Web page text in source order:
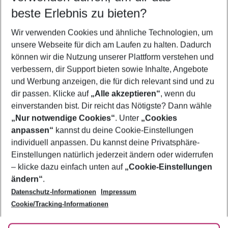
Flug & Hotel Mellieha
Urlaub Mellieha
Familienurlaub Mellieha
Last Minute Mellieha
Pauschalreisen Mellieha
Footer
Footer navigation
Über uns
AGB
Bestpreisgarantie
Cookie-Einstellungen ändern
Cookie-Richtlinie
Agenturbetreuung
Barrierefreies Reisen
Folge uns
beste Erlebnis zu bieten?
Wir verwenden Cookies und ähnliche Technologien, um
unsere Webseite für dich am Laufen zu halten. Dadurch
können wir die Nutzung unserer Plattform verstehen und
verbessern, dir Support bieten sowie Inhalte, Angebote
und Werbung anzeigen, die für dich relevant sind und zu
dir passen. Klicke auf „Alle akzeptieren“, wenn du
einverstanden bist. Dir reicht das Nötigste? Dann wähle
„Nur notwendige Cookies“. Unter „Cookies
anpassen“ kannst du deine Cookie-Einstellungen
individuell anpassen. Du kannst deine Privatsphäre-
Einstellungen natürlich jederzeit ändern oder widerrufen
– klicke dazu einfach unten auf „Cookie-Einstellungen
ändern“.
Datenschutz-Informationen
Impressum
Cookie/Tracking-Informationen